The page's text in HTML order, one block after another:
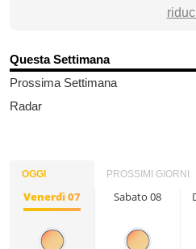
Questa Settimana
Prossima Settimana
Radar
OGGI PROSSIMI GIORNI
Venerdì 07 Sabato 08